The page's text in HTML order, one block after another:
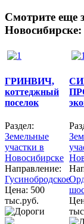
Смотрите еще
Новосибирске:
ГРИНВИЧ,
коттеджный
поселок
Раздел:
Земельные
участки в
Новосибирске
Направление:
Гусинобродское
Цена: 500
тыс.руб.